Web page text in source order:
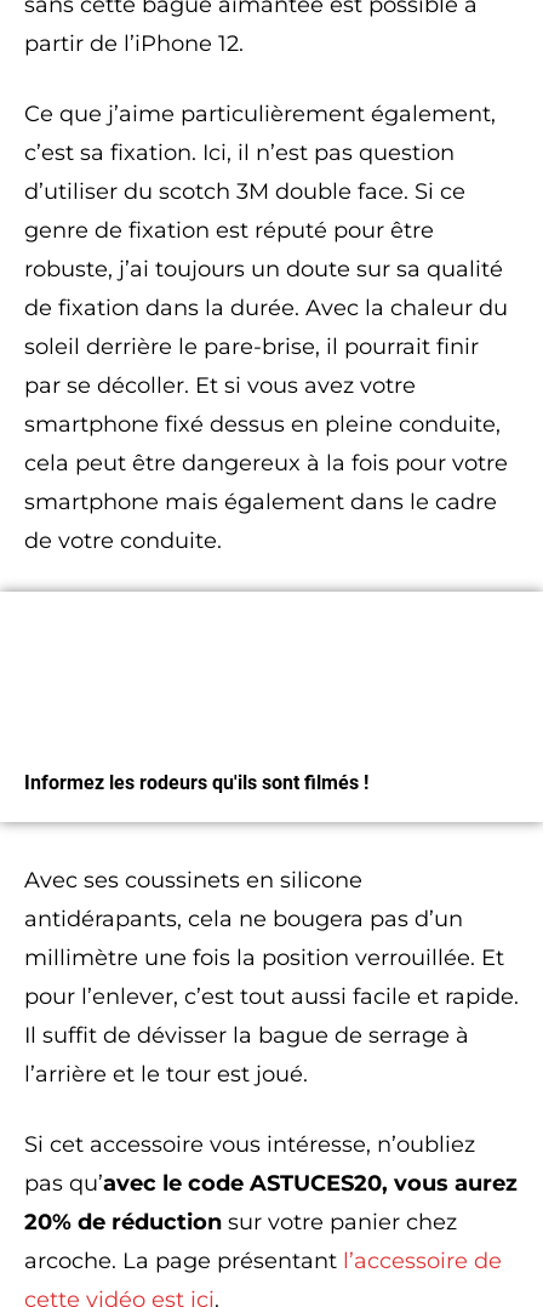
partir de l’iPhone 12.
Ce que j’aime particulièrement également,
c’est sa fixation. Ici, il n’est pas question
d’utiliser du scotch 3M double face. Si ce
genre de fixation est réputé pour être
robuste, j’ai toujours un doute sur sa qualité
de fixation dans la durée. Avec la chaleur du
soleil derrière le pare-brise, il pourrait finir
par se décoller. Et si vous avez votre
smartphone fixé dessus en pleine conduite,
cela peut être dangereux à la fois pour votre
smartphone mais également dans le cadre
de votre conduite.
Informez les rodeurs qu'ils sont filmés !
J'Y VAIS
Avec ses coussinets en silicone
antidérapants, cela ne bougera pas d’un
millimètre une fois la position verrouillée. Et
pour l’enlever, c’est tout aussi facile et rapide.
Il suffit de dévisser la bague de serrage à
l’arrière et le tour est joué.
Si cet accessoire vous intéresse, n’oubliez
pas qu’avec le code ASTUCES20, vous aurez
20% de réduction sur votre panier chez
arcoche. La page présentant l’accessoire de
cette vidéo est ici.